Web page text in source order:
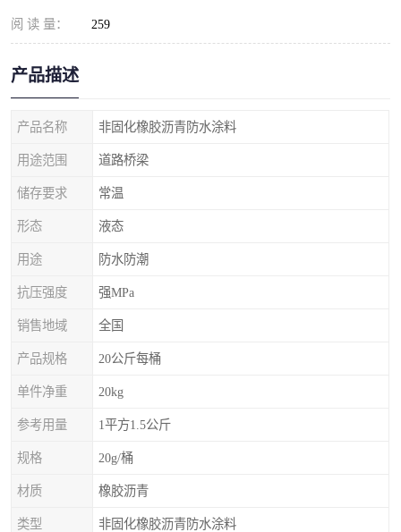
阅 读 量： 259
产品描述
产品名称 非固化橡胶沥青防水涂料
用途范围 道路桥梁
储存要求 常温
形态 液态
用途 防水防潮
抗压强度 强MPa
销售地域 全国
产品规格 20公斤每桶
单件净重 20kg
参考用量 1平方1.5公斤
规格 20g/桶
材质 橡胶沥青
类型 非固化橡胶沥青防水涂料